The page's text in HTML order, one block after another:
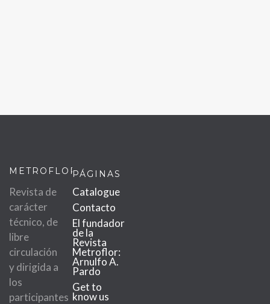
METROFLOR
Revista de
carácter
técnico, de
libre
circulación
y dirigida a
los
participantes
PÁGINAS
Catalogue
Contacto
El fundador
de la
Revista
Metroflor:
Arnulfo A.
Pardo
Get to
know us